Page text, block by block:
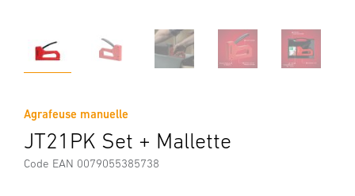
Agrafeuse manuelle
JT21PK Set + Mallette
Code EAN 0079055385738